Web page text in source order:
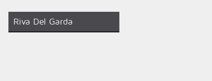
Riva Del Garda